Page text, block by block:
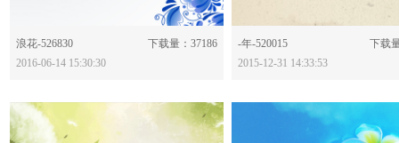
浪花-526830
下载量：37186
2016-06-14 15:30:30
-年-520015
下载
2015-12-31 14:33:53